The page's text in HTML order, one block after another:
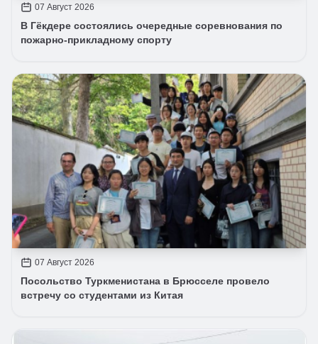
07 Август 2026
В Гёкдере состоялись очередные соревнования по
пожарно-прикладному спорту
07 Август 2026
Посольство Туркменистана в Брюсселе провело
встречу со студентами из Китая